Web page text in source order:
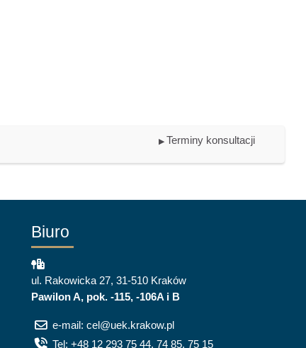
▶︎ Terminy konsultacji
Biuro
ul. Rakowicka 27, 31-510 Kraków
Pawilon A, pok. -115, -106A i B
e-mail: cel@uek.krakow.pl
Tel: +48 12 293 75 44, 74 85, 75 15